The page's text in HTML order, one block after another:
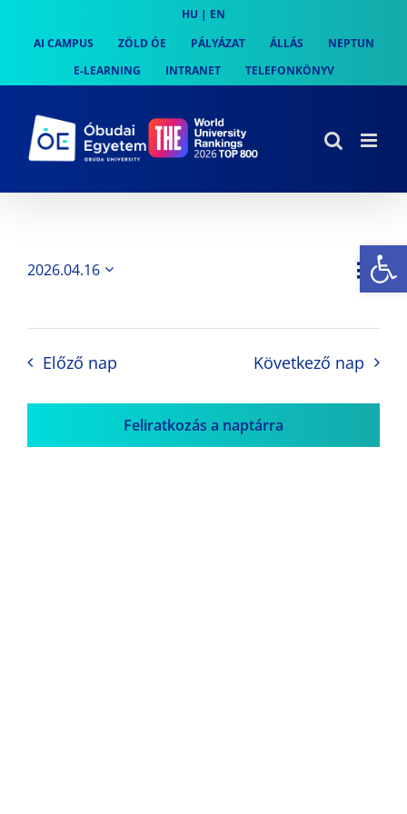
content
HU | EN
AI CAMPUS
ZÖLD ÓE PÁLYÁZAT ÁLLÁS
NEPTUN
E-LEARNING
INTRANET TELEFONKÖNYV
Nap
2026.04.16
Előző nap Következő nap
Feliratkozás a naptárra